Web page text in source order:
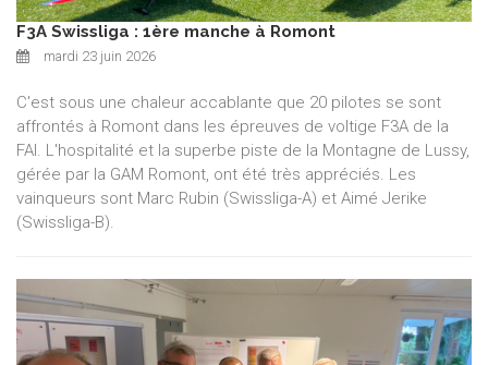
F3A Swissliga : 1ère manche à Romont
mardi 23 juin 2026
C'est sous une chaleur accablante que 20 pilotes se sont
affrontés à Romont dans les épreuves de voltige F3A de la
FAI. L'hospitalité et la superbe piste de la Montagne de Lussy,
gérée par la GAM Romont, ont été très appréciés. Les
vainqueurs sont Marc Rubin (Swissliga-A) et Aimé Jerike
(Swissliga-B).